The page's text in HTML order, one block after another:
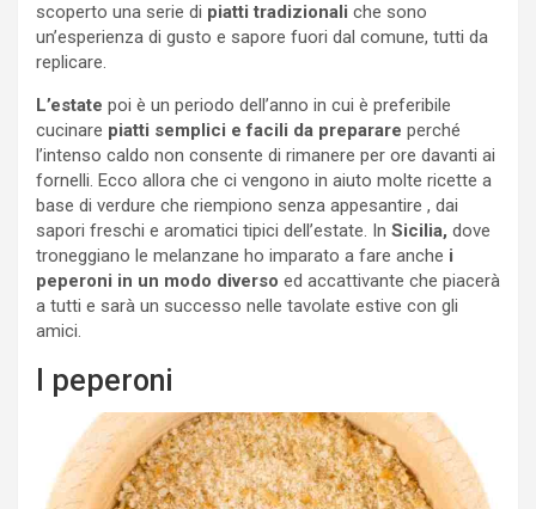
scoperto una serie di piatti tradizionali che sono
un’esperienza di gusto e sapore fuori dal comune, tutti da
replicare.
L’estate poi è un periodo dell’anno in cui è preferibile
cucinare piatti semplici e facili da preparare perché
l’intenso caldo non consente di rimanere per ore davanti ai
fornelli. Ecco allora che ci vengono in aiuto molte ricette a
base di verdure che riempiono senza appesantire , dai
sapori freschi e aromatici tipici dell’estate. In Sicilia, dove
troneggiano le melanzane ho imparato a fare anche i
peperoni in un modo diverso ed accattivante che piacerà
a tutti e sarà un successo nelle tavolate estive con gli
amici.
I peperoni